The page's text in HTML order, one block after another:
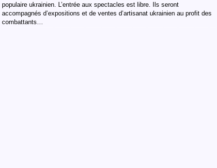
populaire ukrainien. L’entrée aux spectacles est libre. Ils seront
accompagnés d’expositions et de ventes d’artisanat ukrainien au profit des
combattants…